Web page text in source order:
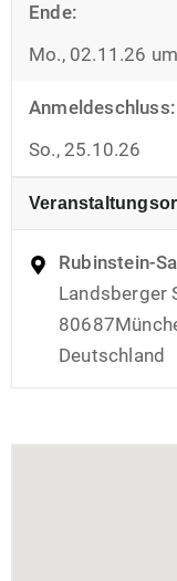
Ende:
Mo., 02.11.26
Anmeldeschluss:
So., 25.10.26
Rubinstein-
Landsberger
80687
Deutschland